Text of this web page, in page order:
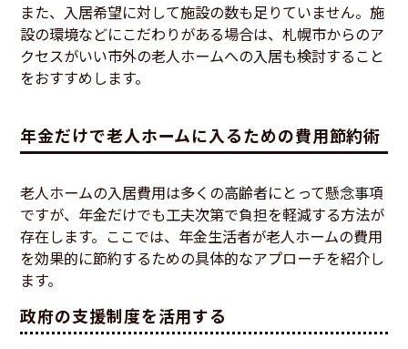
また、入居希望に対して施設の数も足りていません。施
設の環境などにこだわりがある場合は、札幌市からのア
クセスがいい市外の老人ホームへの入居も検討すること
をおすすめします。
年金だけで老人ホームに入るための費用節約術
老人ホームの入居費用は多くの高齢者にとって懸念事項
ですが、年金だけでも工夫次第で負担を軽減する方法が
存在します。ここでは、年金生活者が老人ホームの費用
を効果的に節約するための具体的なアプローチを紹介し
ます。
政府の支援制度を活用する